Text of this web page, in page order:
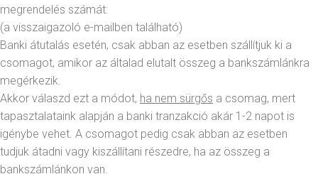
megrendelés számát:
(a visszaigazoló e-mailben található)
Banki átutalás esetén, csak abban az esetben szállítjuk ki a
csomagot, amikor az általad elutalt összeg a bankszámlánkra
megérkezik.
Akkor válaszd ezt a módot, ha nem sürgős a csomag, mert
tapasztalataink alapján a banki tranzakció akár 1-2 napot is
igénybe vehet. A csomagot pedig csak abban az esetben
tudjuk átadni vagy kiszállítani részedre, ha az összeg a
bankszámlánkon van.